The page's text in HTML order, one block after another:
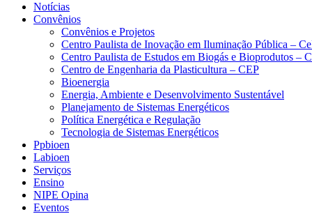
Notícias
Convênios
Convênios e Projetos
Centro Paulista de Inovação em Iluminação Pública –
Centro Paulista de Estudos em Biogás e Bioprodutos –
Centro de Engenharia da Plasticultura – CEP
Bioenergia
Energia, Ambiente e Desenvolvimento Sustentável
Planejamento de Sistemas Energéticos
Política Energética e Regulação
Tecnologia de Sistemas Energéticos
Ppbioen
Labioen
Serviços
Ensino
NIPE Opina
Eventos